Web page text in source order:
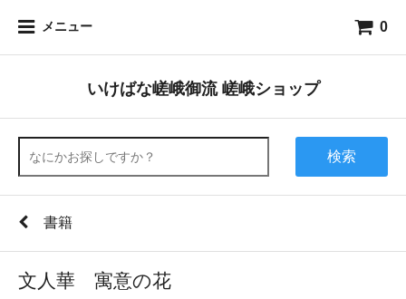
メニュー 0
いけばな嵯峨御流 嵯峨ショップ
検索
書籍
文人華 寓意の花